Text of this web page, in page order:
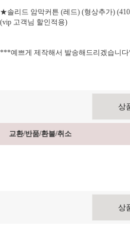
★솔리드 암막커튼 (레드) (형상추가)
(vip 고객님 할인적용)
***예쁘게 제작해서 발송해드리겠습니
상
교환/반품/환불/취소
상